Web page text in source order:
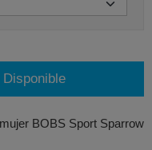
Disponible
BOBS Sport Sparrow